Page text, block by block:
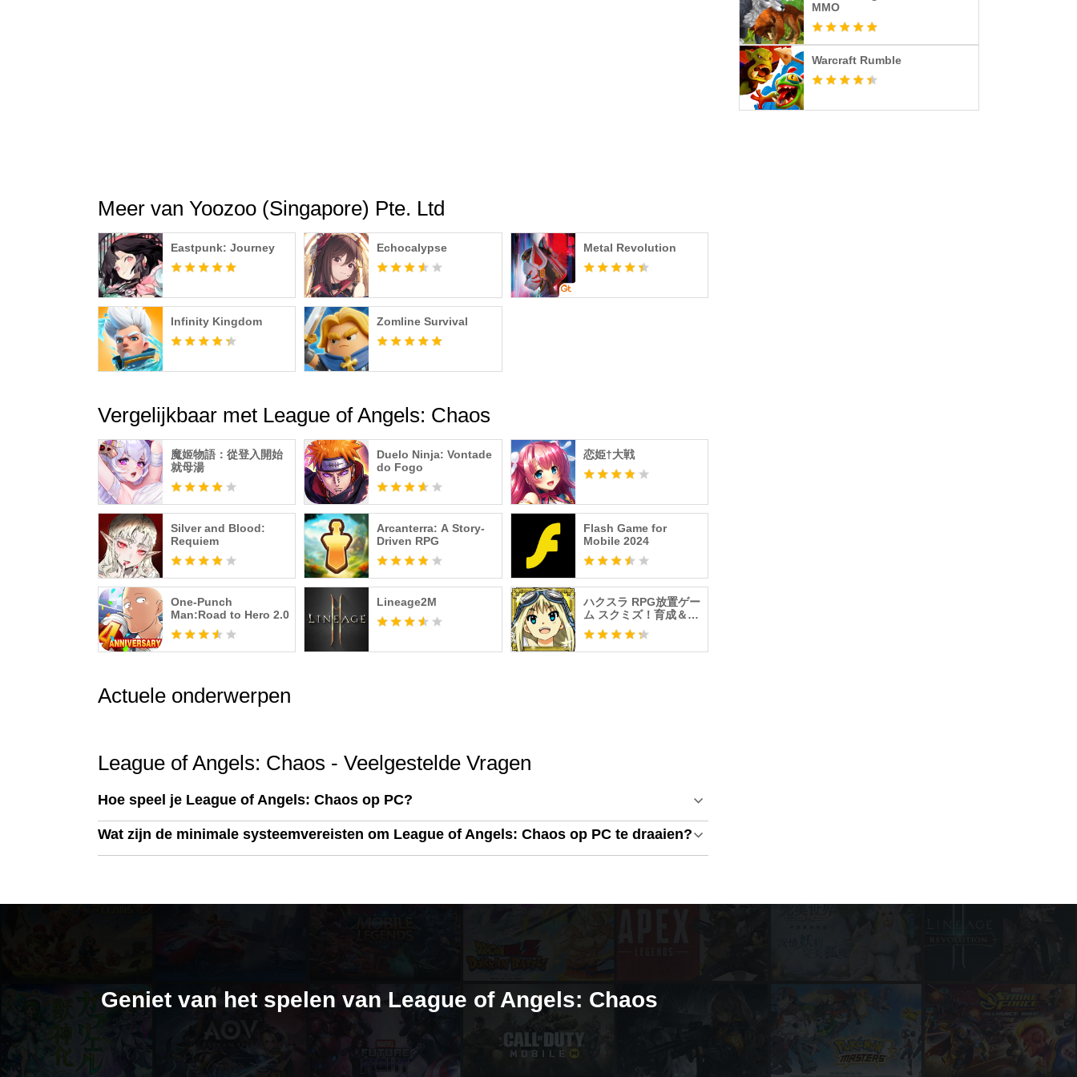
Meer van Yoozoo (Singapore) Pte. Ltd
Eastpunk: Journey Echocalypse Metal Revolution
Infinity Kingdom Zomline Survival
Vergelijkbaar met League of Angels: Chaos
魔姬物語：從登入開始
就母湯
Duelo Ninja: Vontade
do Fogo
恋姫†大戦
Silver and Blood:
Requiem
Arcanterra: A Story-
Driven RPG
Flash Game for
Mobile 2024
One-Punch
Man:Road to Hero 2.0
Lineage2M
ハクスラ RPG放置ゲー
ム スクミズ！育成＆放
置クリッカー
Actuele onderwerpen
League of Angels: Chaos - Veelgestelde Vragen
Hoe speel je League of Angels: Chaos op PC?
Wat zijn de minimale systeemvereisten om League of Angels: Chaos op PC te draaien?
MMO
Warcraft Rumble
Geniet van het spelen van League of Angels: Chaos